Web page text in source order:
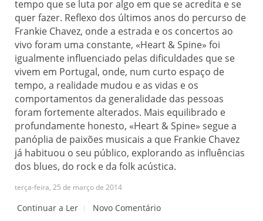
tempo que se luta por algo em que se acredita e se
quer fazer. Reflexo dos últimos anos do percurso de
Frankie Chavez, onde a estrada e os concertos ao
vivo foram uma constante, «Heart & Spine» foi
igualmente influenciado pelas dificuldades que se
vivem em Portugal, onde, num curto espaço de
tempo, a realidade mudou e as vidas e os
comportamentos da generalidade das pessoas
foram fortemente alterados. Mais equilibrado e
profundamente honesto, «Heart & Spine» segue a
panóplia de paixões musicais a que Frankie Chavez
já habituou o seu público, explorando as influências
dos blues, do rock e da folk acústica.
terça-feira, 25 de março de 2014
Continuar a Ler Novo Comentário